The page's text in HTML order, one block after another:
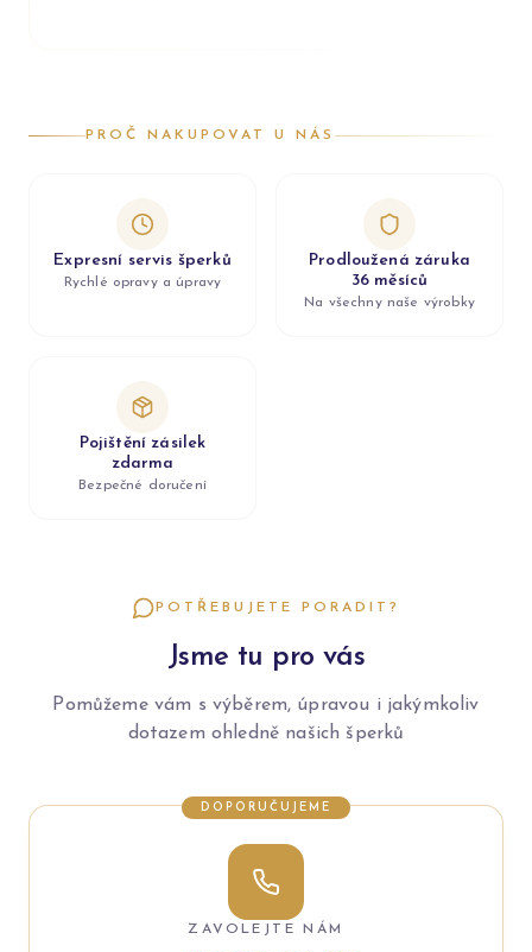
PROČ NAKUPOVAT U NÁS
Expresní servis šperků
Rychlé opravy a úpravy
Prodloužená záruka
36 měsíců
Na všechny naše výrobky
Pojištění zásilek
zdarma
Bezpečné doručení
POTŘEBUJETE PORADIT?
Jsme tu pro vás
Pomůžeme vám s výběrem, úpravou i jakýmkoliv
dotazem ohledně našich šperků
DOPORUČUJEME
ZAVOLEJTE NÁM